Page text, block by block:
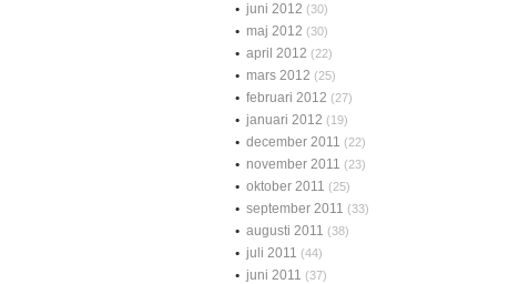
juni 2012 (30)
maj 2012 (30)
april 2012 (22)
mars 2012 (25)
februari 2012 (27)
januari 2012 (19)
december 2011 (22)
november 2011 (23)
oktober 2011 (25)
september 2011 (33)
augusti 2011 (38)
juli 2011 (44)
juni 2011 (37)